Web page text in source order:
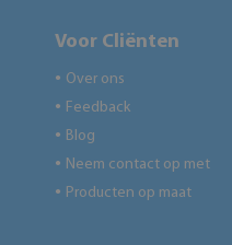
Voor Cliënten
● Over ons
● Feedback
● Blog
● Neem contact op met
● Producten op maat